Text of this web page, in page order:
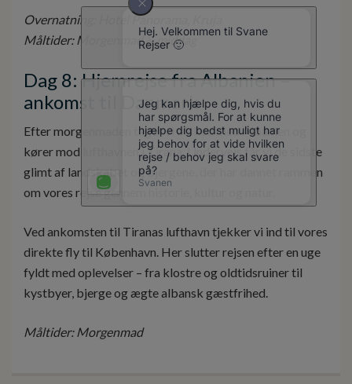
Overnatning: Hotel Panorama, Kruja
Måltider: Morgenmad & middag
Dag 8: Hjemrejse fra Albanien –
ankomst til Danmark
Efter morgenmaden tager vi afsked med Albanien og
kører mod lufthavnen i Tirana. Undervejs får vi de sidste
glimt af landskabet og bjergene, der har dannet rammen
om vores rejse gennem historie, kultur og natur.
Ved ankomsten til Tiranas lufthavn tjekker vi ind til vores
direkte fly til København. Her slutter rejsen efter en uge
fyldt med oplevelser – fra klostre og oldtidsruiner til
kystbyer, bjerge og ægte albansk gæstfrihed.
Måltider: Morgenmad